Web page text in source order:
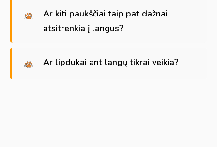
Ar kiti paukščiai taip pat dažnai
atsitrenkia į langus?
Ar lipdukai ant langų tikrai veikia?